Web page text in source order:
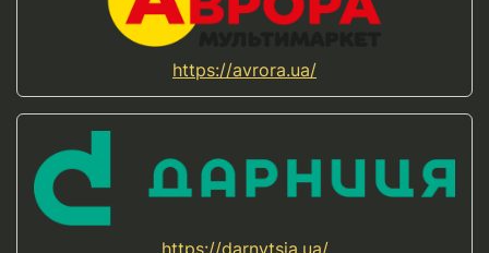
https://avrora.ua/
https://darnytsia.ua/